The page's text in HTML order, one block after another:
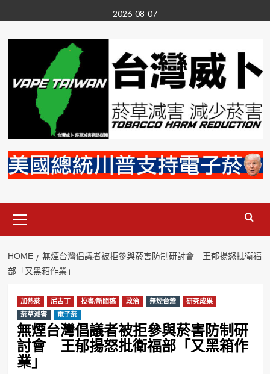
to
content
2026-08-07
Menu
HOME
無煙台灣倡議者被拒參與菸害防制研討會 王郁揚怒批衛福
部「又黑箱作業」
加熱菸 尼古丁 投書/新聞稿 政治 無煙台灣
研究成果
菸草減害
電子菸
無煙台灣倡議者被拒參與菸害防制研
討會 王郁揚怒批衛福部「又黑箱作
業」